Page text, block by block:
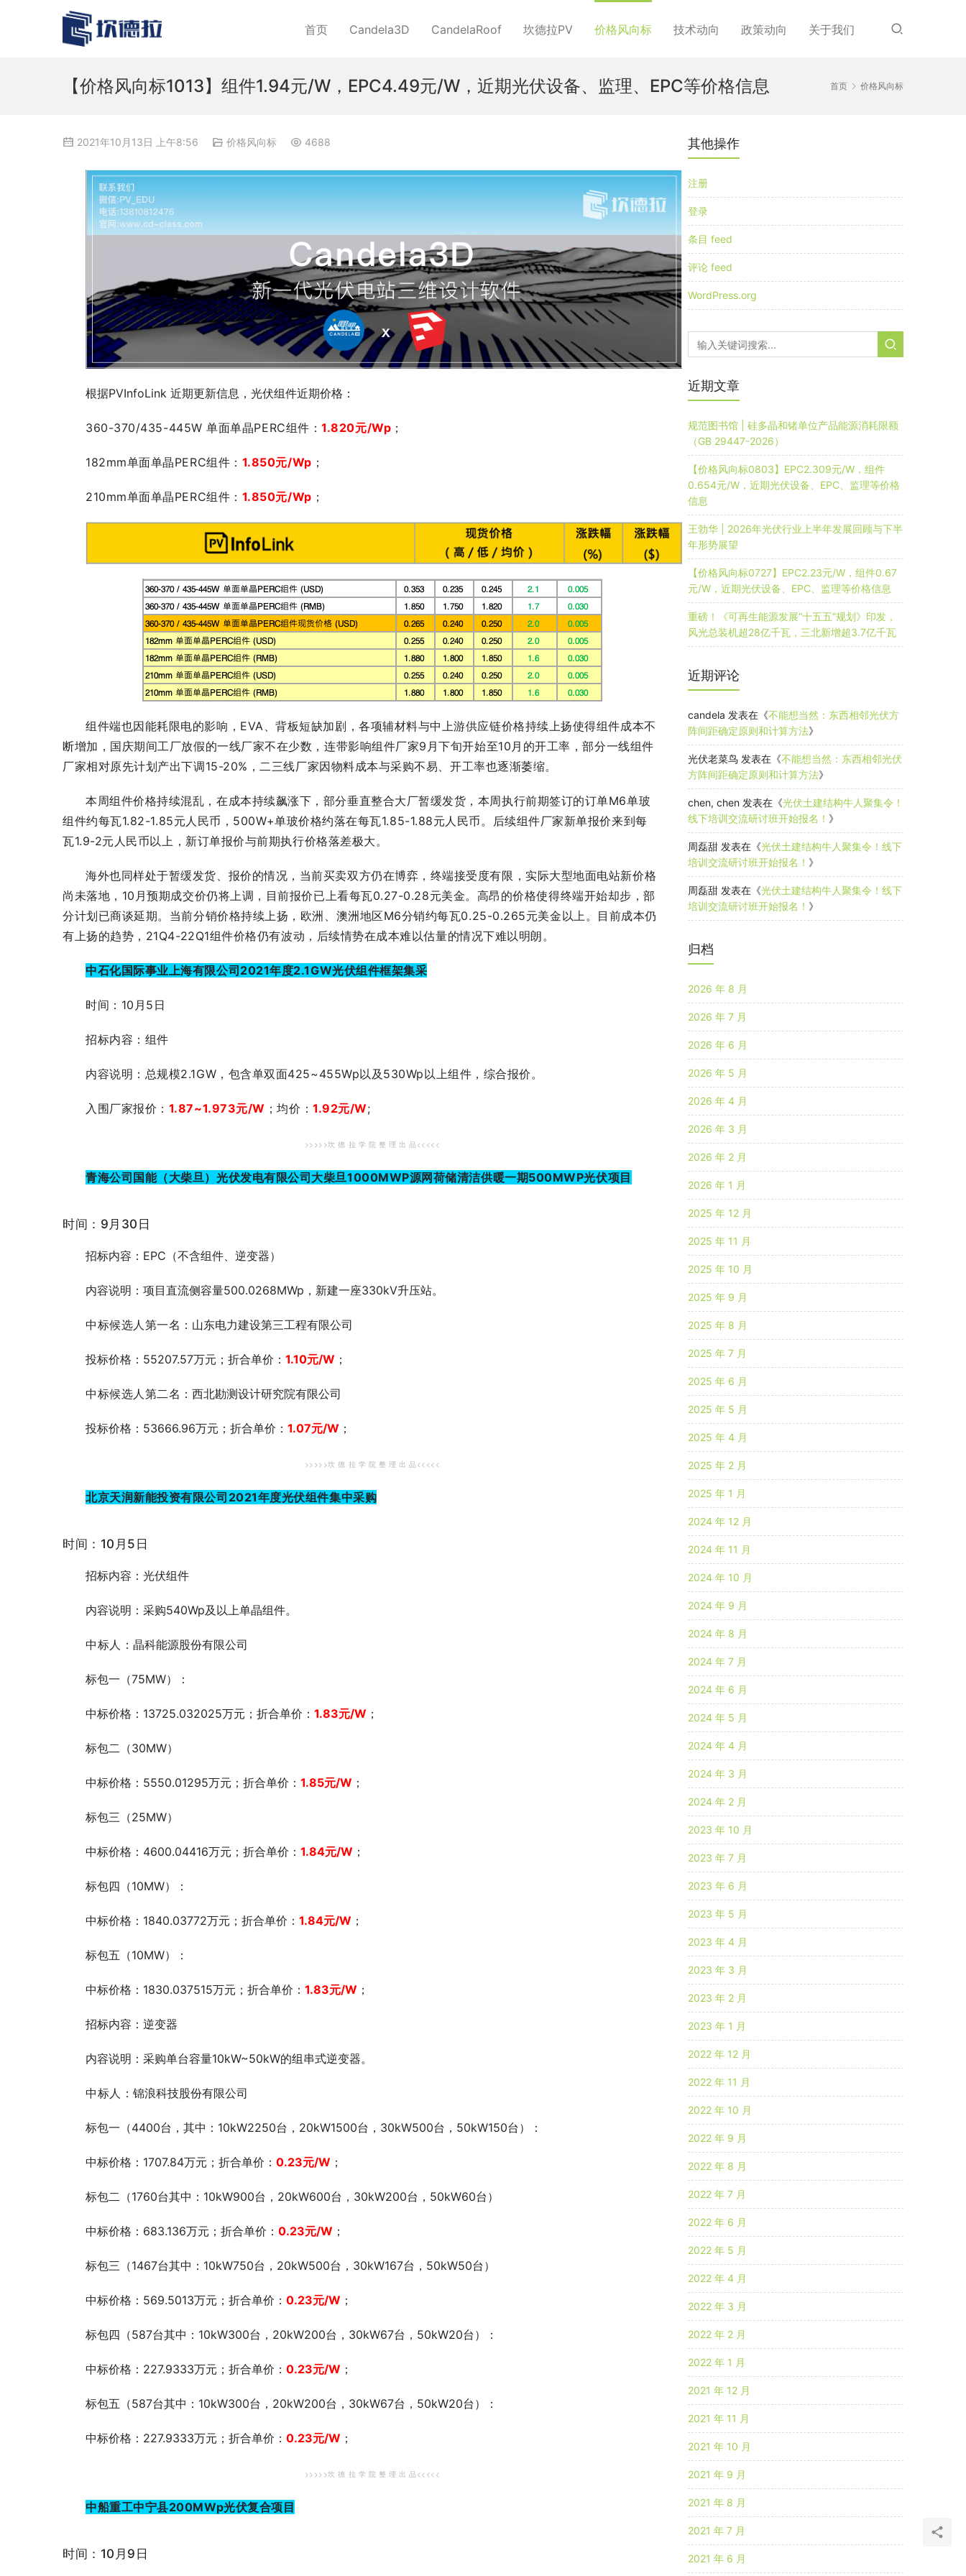
首页 Candela3D CandelaRoof 坎德拉PV 价格风向标 技术动向 政策动向 关于我们
首页 价格风向标
【价格风向标1013】组件1.94元/W，EPC4.49元/W，近期光伏设备、监理、EPC等价格信息
2021年10月13日 上午8:56 价格风向标 4688
根据PVInfoLink 近期更新信息，光伏组件近期价格：
360-370/435-445W 单面单晶PERC组件：1.820元/Wp ；
182mm单面单晶PERC组件： 1.850元/Wp ；
210mm单面单晶PERC组件： 1.850元/Wp ；
组件端也因能耗限电的影响，EVA、背板短缺加剧，各项辅材料与中上游供应链价格持续上扬使得组件成本不
断增加，国庆期间工厂放假的一线厂家不在少数，连带影响组件厂家9月下旬开始至10月的开工率，部分一线组件
厂家相对原先计划产出下调15-20%，二三线厂家因物料成本与采购不易、开工率也逐渐萎缩。
本周组件价格持续混乱，在成本持续飙涨下，部分垂直整合大厂暂缓发货，本周执行前期签订的订单M6单玻
组件约每瓦1.82-1.85元人民币，500W+单玻价格约落在每瓦1.85-1.88元人民币。后续组件厂家新单报价来到每
瓦1.9-2元人民币以上，新订单报价与前期执行价格落差极大。
海外也同样处于暂缓发货、报价的情况，当前买卖双方仍在博弈，终端接受度有限，实际大型地面电站新价格
尚未落地，10月预期成交价仍将上调，目前报价已上看每瓦0.27-0.28元美金。高昂的价格使得终端开始却步，部
分计划已商谈延期。当前分销价格持续上扬，欧洲、澳洲地区M6分销约每瓦0.25-0.265元美金以上。目前成本仍
有上扬的趋势，21Q4-22Q1组件价格仍有波动，后续情势在成本难以估量的情况下难以明朗。
中石化国际事业上海有限公司2021年度2.1GW光伏组件框架集采
时间：10月5日
招标内容：组件
内容说明：总规模2.1GW，包含单双面425~455Wp以及530Wp以上组件，综合报价。
入围厂家报价： 1.87~1.973元/W ；均价：1.92元/W;
>>>>>坎 德 拉 学 院 整 理 出 品<<<<<
青海公司国能（大柴旦）光伏发电有限公司大柴旦1000MWP源网荷储清洁供暖一期500MWP光伏项目
时间：9月30日
招标内容：EPC（不含组件、逆变器）
内容说明：项目直流侧容量500.0268MWp，新建一座330kV升压站。
中标候选人第一名：山东电力建设第三工程有限公司
投标价格：55207.57万元；折合单价： 1.10元/W ；
中标候选人第二名 ：西北勘测设计研究院有限公司
投标价格：53666.96万元；折合单价： 1.07元/W ；
>>>>>坎 德 拉 学 院 整 理 出 品<<<<<
北京天润新能投资有限公司2021年度光伏组件集中采购
时间：10月5日
招标内容：光伏组件
内容说明：采购540Wp及以上单晶组件。
中标人 ：晶科能源股份有限公司
标包一（75MW）：
中标价格：13725.032025万元；折合单价： 1.83元/W ；
标包二（30MW）
中标价格：5550.01295万元；折合单价： 1.85元/W ；
标包三（25MW）
中标价格：4600.04416万元；折合单价： 1.84元/W ；
标包四（10MW）：
中标价格：1840.03772万元；折合单价： 1.84元/W ；
标包五（10MW）：
中标价格：1830.037515万元；折合单价： 1.83元/W ；
招标内容：逆变器
内容说明：采购单台容量10kW~50kW的组串式逆变器。
中标人 ：锦浪科技股份有限公司
标包一（4400台，其中：10kW2250台，20kW1500台，30kW500台，50kW150台）：
中标价格：1707.84万元；折合单价： 0.23元/W ；
标包二（1760台其中：10kW900台，20kW600台，30kW200台，50kW60台）
中标价格：683.136万元；折合单价： 0.23元/W ；
标包三（1467台其中：10kW750台，20kW500台，30kW167台，50kW50台）
中标价格：569.5013万元；折合单价： 0.23元/W ；
标包四（587台其中：10kW300台，20kW200台，30kW67台，50kW20台）：
中标价格：227.9333万元；折合单价： 0.23元/W ；
标包五（587台其中：10kW300台，20kW200台，30kW67台，50kW20台）：
中标价格：227.9333万元；折合单价： 0.23元/W ；
>>>>>坎 德 拉 学 院 整 理 出 品<<<<<
中船重工中宁县200MWp光伏复合项目
时间：10月9日
其他操作
注册
登录
条目 feed
评论 feed
WordPress.org
近期文章
规范图书馆 | 硅多晶和锗单位产品能源消耗限额
（GB 29447-2026）
【价格风向标0803】EPC2.309元/W，组件
0.654元/W，近期光伏设备、EPC、监理等价格
信息
王勃华 | 2026年光伏行业上半年发展回顾与下半
年形势展望
【价格风向标0727】EPC2.23元/W，组件0.67
元/W，近期光伏设备、EPC、监理等价格信息
重磅！《可再生能源发展“十五五”规划》印发，
风光总装机超28亿千瓦，三北新增超3.7亿千瓦
近期评论
candela 发表在《不能想当然：东西相邻光伏方
阵间距确定原则和计算方法》
光伏老菜鸟 发表在《不能想当然：东西相邻光伏
方阵间距确定原则和计算方法》
chen, chen 发表在《光伏土建结构牛人聚集令！
线下培训交流研讨班开始报名！ 》
周磊甜 发表在《光伏土建结构牛人聚集令！线下
培训交流研讨班开始报名！ 》
周磊甜 发表在《光伏土建结构牛人聚集令！线下
培训交流研讨班开始报名！ 》
归档
2026 年 8 月
2026 年 7 月
2026 年 6 月
2026 年 5 月
2026 年 4 月
2026 年 3 月
2026 年 2 月
2026 年 1 月
2025 年 12 月
2025 年 11 月
2025 年 10 月
2025 年 9 月
2025 年 8 月
2025 年 7 月
2025 年 6 月
2025 年 5 月
2025 年 4 月
2025 年 2 月
2025 年 1 月
2024 年 12 月
2024 年 11 月
2024 年 10 月
2024 年 9 月
2024 年 8 月
2024 年 7 月
2024 年 6 月
2024 年 5 月
2024 年 4 月
2024 年 3 月
2024 年 2 月
2023 年 10 月
2023 年 7 月
2023 年 6 月
2023 年 5 月
2023 年 4 月
2023 年 3 月
2023 年 2 月
2023 年 1 月
2022 年 12 月
2022 年 11 月
2022 年 10 月
2022 年 9 月
2022 年 8 月
2022 年 7 月
2022 年 6 月
2022 年 5 月
2022 年 4 月
2022 年 3 月
2022 年 2 月
2022 年 1 月
2021 年 12 月
2021 年 11 月
2021 年 10 月
2021 年 9 月
2021 年 8 月
2021 年 7 月
2021 年 6 月